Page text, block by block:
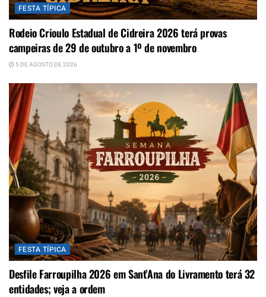
FESTA TÍPICA
Rodeio Crioulo Estadual de Cidreira 2026 terá provas
campeiras de 29 de outubro a 1º de novembro
5 DE AGOSTO DE 2026
FESTA TÍPICA
Desfile Farroupilha 2026 em Sant’Ana do Livramento terá 32
entidades; veja a ordem